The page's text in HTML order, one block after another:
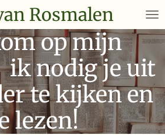
Rosmalen
op mijn
ik nodig je uit
te kijken en
lezen!